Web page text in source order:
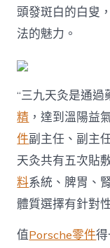
頭發斑白的白叟
法的魅力。
“三九天灸是通
精 ，達到溫陽益
件副主任、副主
天灸共有五次貼
料系統、脾胃、
體質選擇有針對
值Porsche零件